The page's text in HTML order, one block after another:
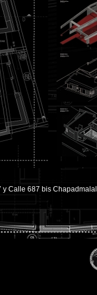
Calle 687 bis